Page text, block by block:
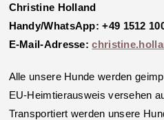
Christine Holland
Handy/WhatsApp: +49 1512
E-Mail-Adresse:
Alle unsere Hunde werden
EU-Heimtierausweis versehen
Transportiert werden unsere